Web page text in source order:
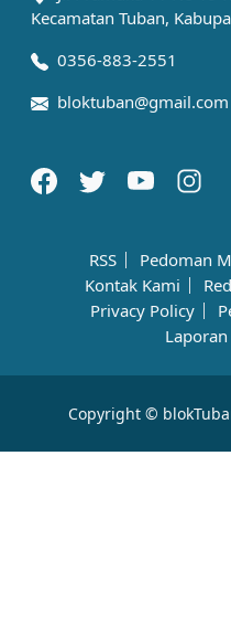
Kecamatan Tuban,
0356-883-2551
bloktuban@gmail.com
RSS Pedoman
Kontak Kami
Privacy Policy
Copyright ©